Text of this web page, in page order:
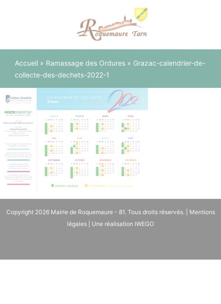
Accueil » Ramassage des Ordures » Grazac-calendrier-de-
collecte-des-dechets-2022-1
Copyright 2026 Mairie de Roquemaure - 81. Tous droits réservés. | Mentions
légales | Une réalisation IWEGO